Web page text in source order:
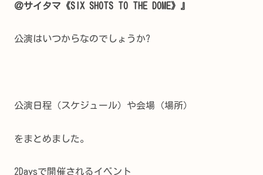
＠サイタマ《SIX SHOTS TO THE DOME》』
公演はいつからなのでしょうか?
公演日程（スケジュール）や会場（場所）
をまとめました。
2Daysで開催されるイベント